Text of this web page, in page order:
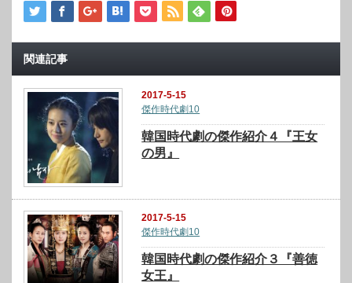
関連記事
2017-5-15
傑作時代劇10
韓国時代劇の傑作紹介４『王女
の男』
2017-5-15
傑作時代劇10
韓国時代劇の傑作紹介３『善徳
女王』